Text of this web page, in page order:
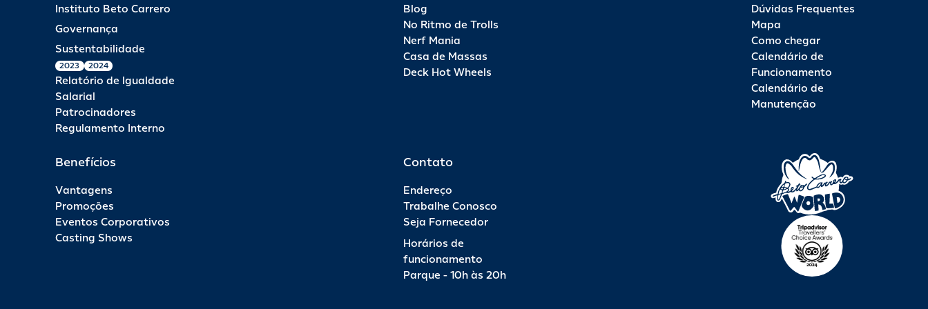
Instituto Beto Carrero
Governança
Sustentabilidade
2023 2024
Relatório de Igualdade
Salarial
Patrocinadores
Regulamento Interno
Blog
No Ritmo de Trolls
Nerf Mania
Casa de Massas
Deck Hot Wheels
Dúvidas Frequentes
Mapa
Como chegar
Calendário de
Funcionamento
Calendário de
Manutenção
Benefícios
Vantagens
Promoções
Eventos Corporativos
Casting Shows
Contato
Endereço
Trabalhe Conosco
Seja Fornecedor
Horários de
funcionamento
Parque - 10h às 20h